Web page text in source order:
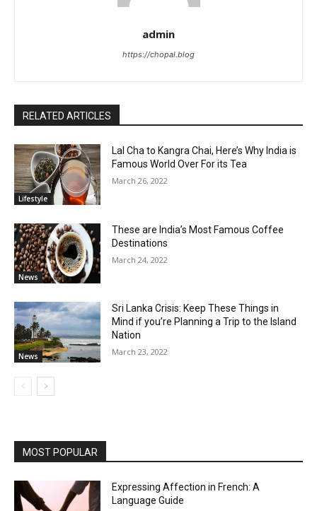
admin
https://chopal.blog
RELATED ARTICLES
Lifestyle
Lal Cha to Kangra Chai, Here’s Why India is
Famous World Over For its Tea
March 26, 2022
News
These are India’s Most Famous Coffee
Destinations
March 24, 2022
News
Sri Lanka Crisis: Keep These Things in
Mind if you’re Planning a Trip to the Island
Nation
March 23, 2022
MOST POPULAR
Expressing Affection in French: A
Language Guide